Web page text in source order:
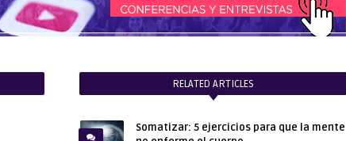
RELATED ARTICLES
Somatizar: 5 ejercicios para que la mente